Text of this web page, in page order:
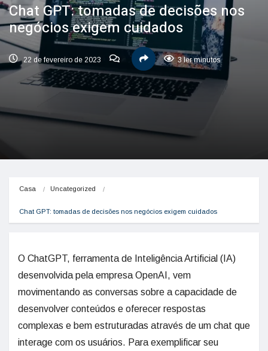
Chat GPT: tomadas de decisões nos
negócios exigem cuidados
22 de fevereiro de 2023 3 ler minutos
Casa Uncategorized
Chat GPT: tomadas de decisões nos negócios exigem cuidados
O ChatGPT, ferramenta de Inteligência Artificial (IA)
desenvolvida pela empresa OpenAI, vem
movimentando as conversas sobre a capacidade de
desenvolver conteúdos e oferecer respostas
complexas e bem estruturadas através de um chat que
interage com os usuários. Para exemplificar seu